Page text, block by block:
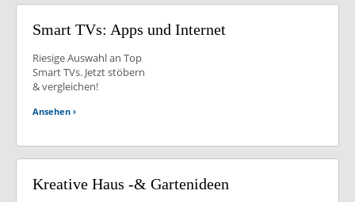
Smart TVs: Apps und Internet
Riesige Auswahl an Top
Smart TVs. Jetzt stöbern
& vergleichen!
Ansehen ›
Kreative Haus -& Gartenideen